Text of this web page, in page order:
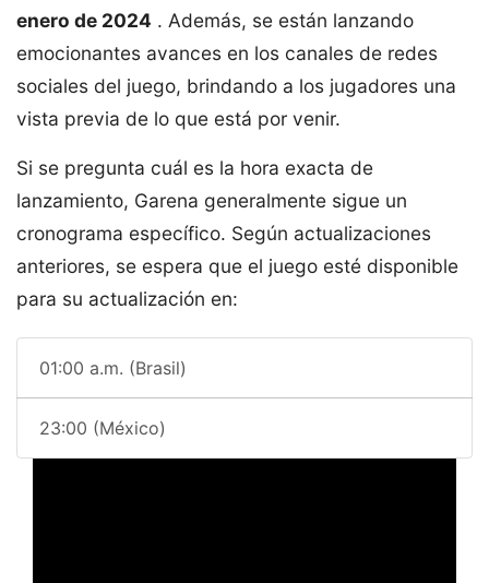
enero de 2024 . Además, se están lanzando
emocionantes avances en los canales de redes
sociales del juego, brindando a los jugadores una
vista previa de lo que está por venir.
Si se pregunta cuál es la hora exacta de
lanzamiento, Garena generalmente sigue un
cronograma específico. Según actualizaciones
anteriores, se espera que el juego esté disponible
para su actualización en:
01:00 a.m. (Brasil)
23:00 (México)